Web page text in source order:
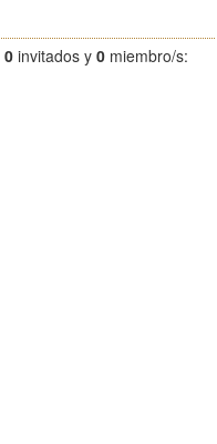
0 invitados y 0 miembro/s: